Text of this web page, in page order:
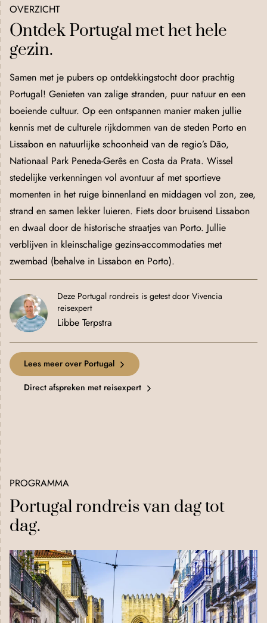
OVERZICHT
Ontdek Portugal met het hele
gezin.
Samen met je pubers op ontdekkingstocht door prachtig
Portugal! Genieten van zalige stranden, puur natuur en een
boeiende cultuur. Op een ontspannen manier maken jullie
kennis met de culturele rijkdommen van de steden Porto en
Lissabon en natuurlijke schoonheid van de regio’s Dão,
Nationaal Park Peneda-Gerês en Costa da Prata. Wissel
stedelijke verkenningen vol avontuur af met sportieve
momenten in het ruige binnenland en middagen vol zon, zee,
strand en samen lekker luieren. Fiets door bruisend Lissabon
en dwaal door de historische straatjes van Porto. Jullie
verblijven in kleinschalige gezins-accommodaties met
zwembad (behalve in Lissabon en Porto).
Deze Portugal rondreis is getest door Vivencia
reisexpert
Libbe Terpstra
Lees meer over Portugal
Direct afspreken met reisexpert
PROGRAMMA
Portugal rondreis van dag tot
dag.